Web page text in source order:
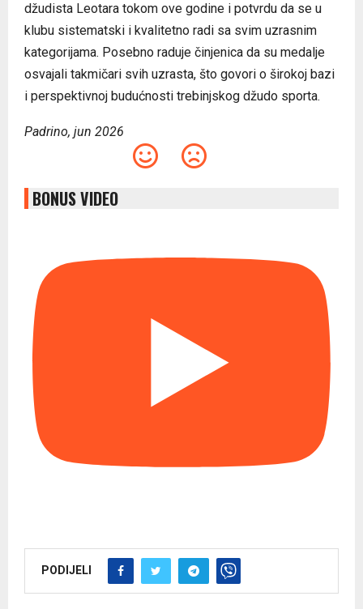
džudista Leotara tokom ove godine i potvrdu da se u
klubu sistematski i kvalitetno radi sa svim uzrasnim
kategorijama. Posebno raduje činjenica da su medalje
osvajali takmičari svih uzrasta, što govori o širokoj bazi
i perspektivnoj budućnosti trebinjskog džudo sporta.
Padrino, jun 2026
BONUS VIDEO
PODIJELI